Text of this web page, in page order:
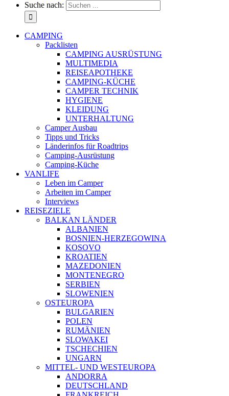
Suche nach:
CAMPING
Packlisten
CAMPING AUSRÜSTUNG
MULTIMEDIA
REISEAPOTHEKE
CAMPING-KÜCHE
CAMPER TECHNIK
HYGIENE
KLEIDUNG
UNTERHALTUNG
Camper Ausbau
Tipps und Tricks
Länderinfos für Roadtrips
Camping-Ausrüstung
Camping-Küche
VANLIFE
Leben im Camper
Arbeiten im Camper
Interviews
REISEZIELE
BALKAN LÄNDER
ALBANIEN
BOSNIEN-HERZEGOWINA
KOSOVO
KROATIEN
MAZEDONIEN
MONTENEGRO
SERBIEN
SLOWENIEN
OSTEUROPA
BULGARIEN
POLEN
RUMÄNIEN
SLOWAKEI
TSCHECHIEN
UNGARN
MITTEL- UND WESTEUROPA
ANDORRA
DEUTSCHLAND